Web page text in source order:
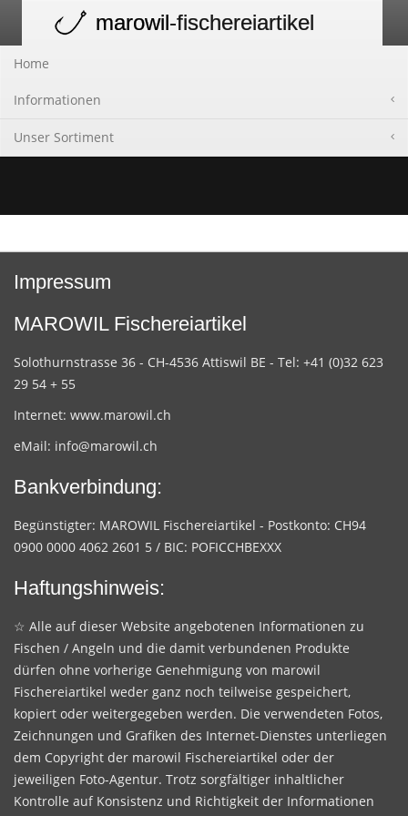
navigation
marowil-fischereiartikel
Home
Informationen
Unser Sortiment
Impressum
MAROWIL Fischereiartikel
Solothurnstrasse 36 - CH-4536 Attiswil BE - Tel: +41 (0)32 623
29 54 + 55
Internet: www.marowil.ch
eMail: info@marowil.ch
Bankverbindung:
Begünstigter: MAROWIL Fischereiartikel - Postkonto: CH94
0900 0000 4062 2601 5 / BIC: POFICCHBEXXX
Haftungshinweis:
☆ Alle auf dieser Website angebotenen Informationen zu
Fischen / Angeln und die damit verbundenen Produkte
dürfen ohne vorherige Genehmigung von marowil
Fischereiartikel weder ganz noch teilweise gespeichert,
kopiert oder weitergegeben werden. Die verwendeten Fotos,
Zeichnungen und Grafiken des Internet-Dienstes unterliegen
dem Copyright der marowil Fischereiartikel oder der
jeweiligen Foto-Agentur. Trotz sorgfältiger inhaltlicher
Kontrolle auf Konsistenz und Richtigkeit der Informationen